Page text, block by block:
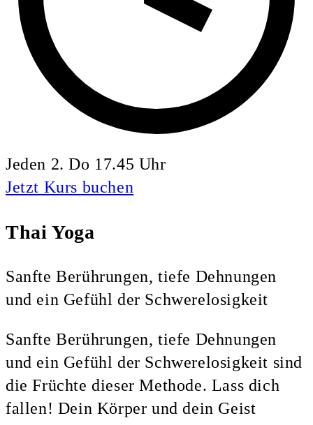
Jeden 2. Do 17.45 Uhr
Jetzt Kurs buchen
Thai Yoga
Sanfte Berührungen, tiefe Dehnungen
und ein Gefühl der Schwerelosigkeit
Sanfte Berührungen, tiefe Dehnungen
und ein Gefühl der Schwerelosigkeit sind
die Früchte dieser Methode. Lass dich
fallen! Dein Körper und dein Geist